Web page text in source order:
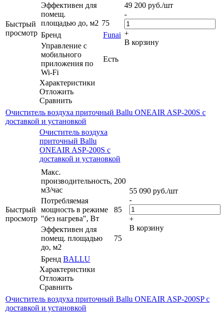
Быстрый
просмотр
Эффективен для
помещ.
площадью до, м2 75
Бренд
Funai
Управление c
мобильного
приложения по
Wi-Fi
Есть
Характеристики
Отложить
Сравнить
49 200 руб./шт
-
+
В корзину
Очиститель воздуха приточный Ballu ONEAIR ASP-200S с
доставкой и установкой
Быстрый
просмотр
Очиститель воздуха
приточный Ballu
ONEAIR ASP-200S с
доставкой и установкой
Макс.
производительность,
м3/час
200
Потребляемая
мощность в режиме
"без нагрева", Вт
85
Эффективен для
помещ. площадью
до, м2
75
Бренд BALLU
Характеристики
Отложить
Сравнить
55 090 руб./шт
-
+
В корзину
Очиститель воздуха приточный Ballu ONEAIR ASP-200SP с
доставкой и установкой